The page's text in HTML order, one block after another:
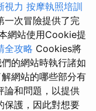
視力 按摩執照培訓
一次冒險提供了完
網站使用Cookie提
全攻略 Cookies將
的網站時執行諸如
網站的哪些部分有
論和問題，以提供
保護，因此對想要